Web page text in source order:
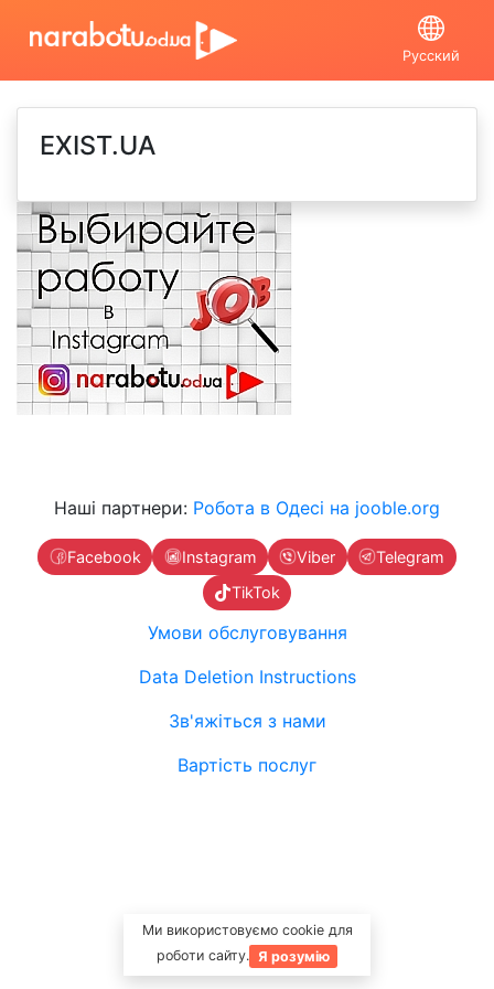
Ми використовуємо cookie для
роботи сайту. Я розумію
Русский
EXIST.UA
Наші партнери: Робота в Одесі на jooble.org
Facebook Instagram Viber
Telegram
TikTok
Умови обслуговування
Data Deletion Instructions
Зв'яжіться з нами
Вартість послуг